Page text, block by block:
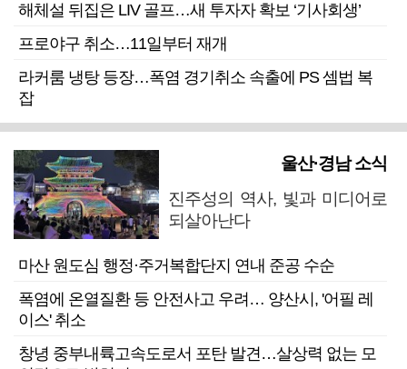
해체설 뒤집은 LIV 골프…새 투자자 확보 ‘기사회생’
프로야구 취소…11일부터 재개
라커룸 냉탕 등장…폭염 경기취소 속출에 PS 셈법 복
잡
울산·경남 소식
진주성의 역사, 빛과 미디어로
되살아난다
마산 원도심 행정·주거복합단지 연내 준공 수순
폭염에 온열질환 등 안전사고 우려… 양산시, '어필 레
이스' 취소
창녕 중부내륙고속도로서 포탄 발견…살상력 없는 모